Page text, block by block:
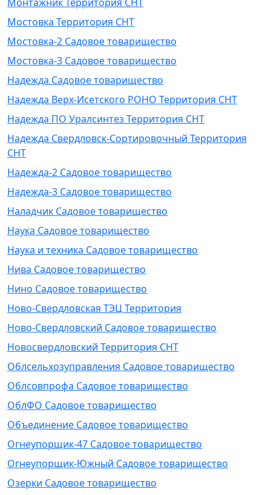
Мостовка Территория СНТ
Мостовка-2 Садовое товарищество
Мостовка-3 Садовое товарищество
Надежда Садовое товарищество
Надежда Верх-Исетского РОНО Территория СНТ
Надежда ПО Уралсинтез Территория СНТ
Надежда Свердловск-Сортировочный Территория
СНТ
Надежда-2 Садовое товарищество
Надежда-3 Садовое товарищество
Наладчик Садовое товарищество
Наука Садовое товарищество
Наука и техника Садовое товарищество
Нива Садовое товарищество
Нино Садовое товарищество
Ново-Свердловская ТЭЦ Территория
Ново-Свердловский Садовое товарищество
Новосвердловский Территория СНТ
Облсельхозуправления Садовое товарищество
Облсовпрофа Садовое товарищество
ОблФО Садовое товарищество
Объединение Садовое товарищество
Огнеупорщик-47 Садовое товарищество
Огнеупорщик-Южный Садовое товарищество
Озерки Садовое товарищество